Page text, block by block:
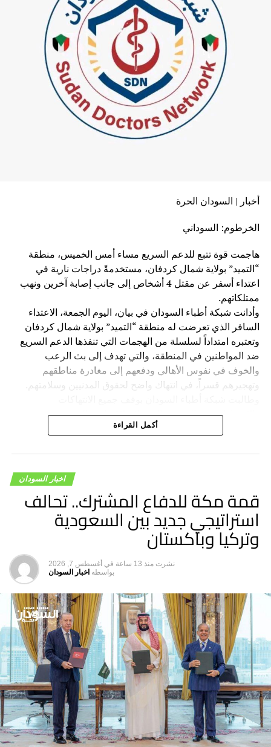
أخبار | السودان الحرة
الخرطوم: السوداني
هاجمت قوة تتبع للدعم السريع مساء أمس الخميس، منطقة
“التميد” بولاية شمال كردفان، مستخدمةً دراجات نارية في
اعتداء أسفر عن مقتل 4 أشخاص إلى جانب إصابة آخرين ونهب
ممتلكاتهم.
وأدانت شبكة أطباء السودان في بيان، اليوم الجمعة، الاعتداء
السافر الذي تعرضت له منطقة “التميد” بولاية شمال كردفان
وتعتبره امتداداً لسلسلة من الهجمات التي تنفذها الدعم السريع
ضد المواطنين في المنطقة، والتي تهدف إلى بث الرعب
والخوف في نفوس الأهالي ودفعهم إلى مغادرة مناطقهم
وتهجيرهم قسراً، في انتهاك واضح لحقوق المدنيين وسلامتهم.
والاعتداءات ضد المدنيين الذين لا علاقة لهم بالحرب، وتجنيب
السكان المدنيين ويلات الصراع، ودعت المجتمع الدولي والجهات
لوقف هذه الانتهاكات وتحميلها المسؤولية الكاملة عن الانتهاكات
أكمل القراءة
اخبار السودان
قمة مكة للدفاع المشترك.. تحالف
استراتيجي جديد بين السعودية
وتركيا وباكستان
نشرت منذ 13 ساعة في أغسطس 7, 2026
بواسطه اخبار السودان